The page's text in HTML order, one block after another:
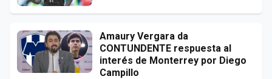
Amaury Vergara da
CONTUNDENTE respuesta al
interés de Monterrey por Diego
Campillo